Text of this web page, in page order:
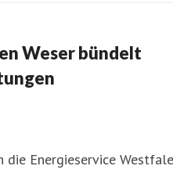
Weser bündelt
die Energieservice